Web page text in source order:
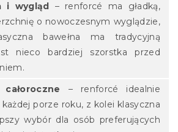
i wygląd – renforcé ma gładką,
o nowoczesnym wyglądzie,
bawełna ma tradycyjną
nieco bardziej szorstka przed
– renforcé idealnie
każdej porze roku, z kolei klasyczna
wybór dla osób preferujących